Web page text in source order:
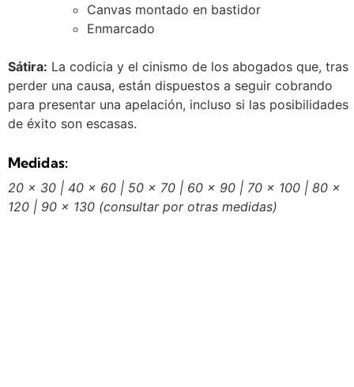
Canvas montado en bastidor
Enmarcado
Sátira: La codicia y el cinismo de los abogados que, tras
perder una causa, están dispuestos a seguir cobrando
para presentar una apelación, incluso si las posibilidades
de éxito son escasas.
Medidas:
20 x 30 | 40 x 60 | 50 x 70 | 60 x 90 | 70 x 100 | 80 x
120 | 90 x 130 (consultar por otras medidas)